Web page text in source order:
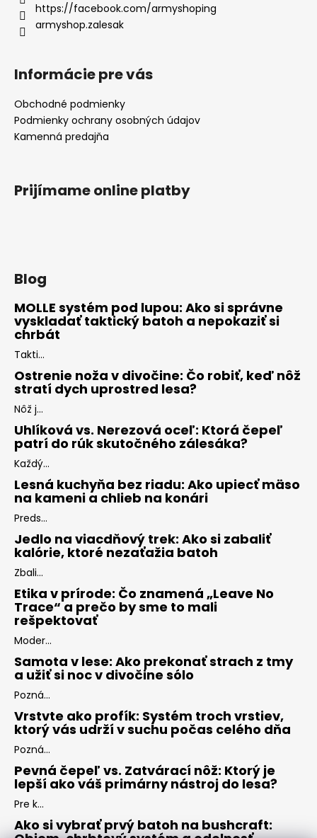
https://facebook.com/armyshoping
armyshop.zalesak
Informácie pre vás
Obchodné podmienky
Podmienky ochrany osobných údajov
Kamenná predajňa
Prijímame online platby
Blog
MOLLE systém pod lupou: Ako si správne
vyskladať taktický batoh a nepokaziť si
chrbát
Takti...
Ostrenie noža v divočine: Čo robiť, keď nôž
stratí dych uprostred lesa?
Nôž j...
Uhlíková vs. Nerezová oceľ: Ktorá čepeľ
patrí do rúk skutočného zálesáka?
Každý...
Lesná kuchyňa bez riadu: Ako upiecť mäso
na kameni a chlieb na konári
Preds...
Jedlo na viacdňový trek: Ako si zabaliť
kalórie, ktoré nezaťažia batoh
Zbali...
Etika v prírode: Čo znamená „Leave No
Trace“ a prečo by sme to mali
rešpektovať
Moder...
Samota v lese: Ako prekonať strach z tmy
a užiť si noc v divočine sólo
Pozná...
Vrstvte ako profík: Systém troch vrstiev,
ktorý vás udrží v suchu počas celého dňa
Pozná...
Pevná čepeľ vs. Zatvárací nôž: Ktorý je
lepší ako váš primárny nástroj do lesa?
Pre k...
Ako si vybrať prvý batoh na bushcraft: